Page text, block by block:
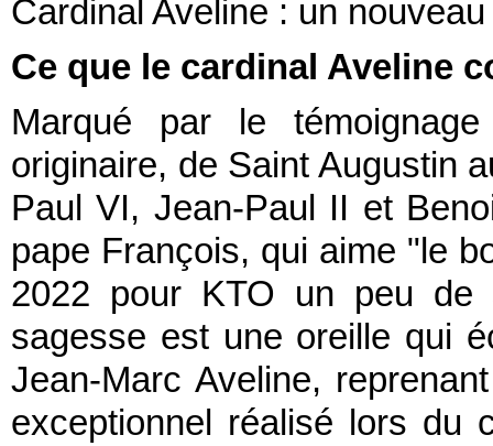
Cardinal Aveline : un
Ce que le cardinal Aveline
Marqué par le
originaire, de Saint Augustin
Paul VI, Jean-Paul II et
pape François, qui aime "le
2022 pour KTO un peu de
sagesse est une oreille qui
Jean-Marc Aveline,
exceptionnel réalisé lors du